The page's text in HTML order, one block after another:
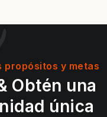
propósitos y metas
Obtén una
única